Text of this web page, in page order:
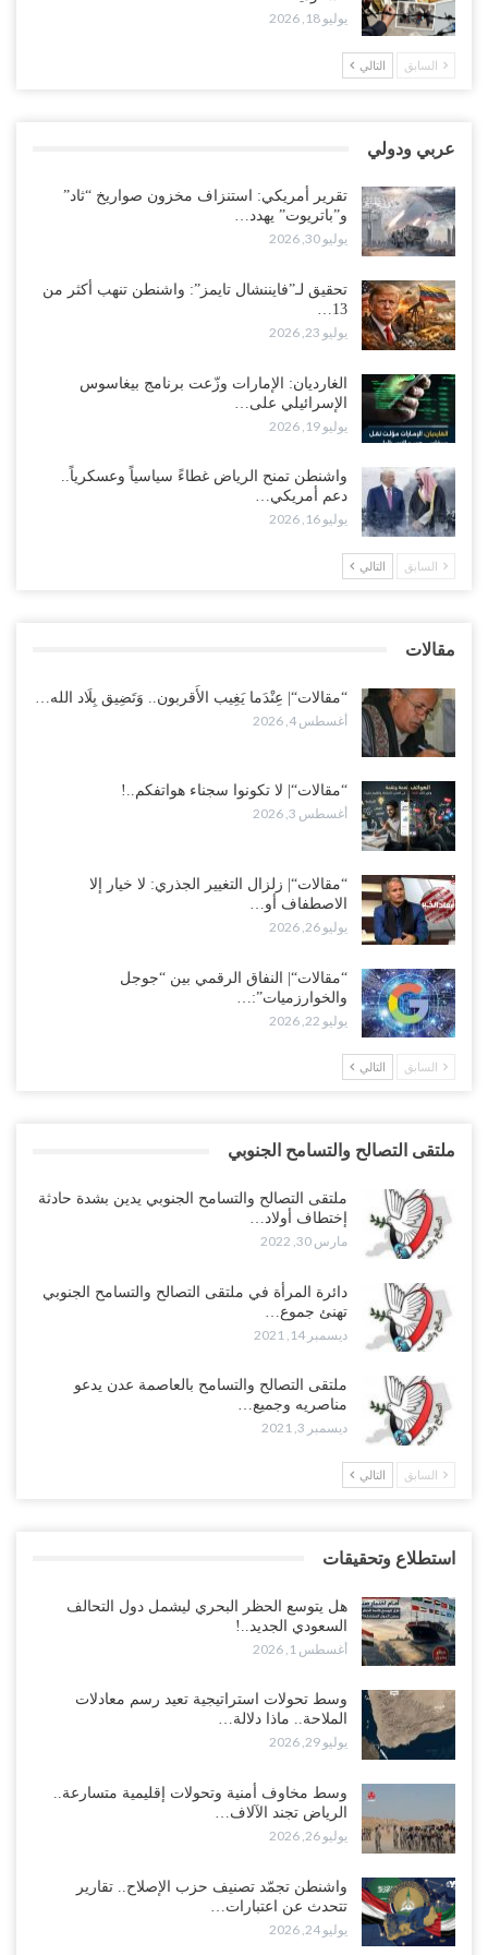
“حضرموت“| تغييرات سعودية بصفوف قيادة “درع الوطن” المتمركز
بالعبر.. هل بدأت الرياض إعادة هيكلة فصائلها بعد…
أغسطس 2, 2026
أغسطس 2, 2026
“تعز“| غضب شعبي يشلّ الخط الساحلي المخا- عدن.. هل بدأت المناطق
الاستراتيجية بالانفجار من الداخل..!
أغسطس 2, 2026
“حضرموت“| الانتقالي يناقش تشكيل لجان أهلية بأهم مناطق النفط..
وتلميحات إماراتية إلى انتقال التصعيد نحو الخيار العسكري..!
مع اختفاء وزيرة واستقالة آخر وصراع على السفارات.. أزمة المحاصصة
تعصف بحكومة عدن..!
عقب محاولة انسحابه من مطارح الريان.. المخابرات السعودية تصفي أبرز
مساعدي الحجوري..!
أغسطس 1, 2026
أغسطس 1, 2026
يوليو 18, 2026
السابق التالي
عربي ودولي
تقرير أمريكي: استنزاف مخزون صواريخ “ثاد”
و”باتريوت” يهدد…
يوليو 30, 2026
تحقيق لـ”فايننشال تايمز”: واشنطن تنهب أكثر من
13…
يوليو 23, 2026
الغارديان: الإمارات وزّعت برنامج بيغاسوس
الإسرائيلي على…
يوليو 19, 2026
واشنطن تمنح الرياض غطاءً سياسياً وعسكرياً..
دعم أمريكي…
يوليو 16, 2026
السابق التالي
مقالات
“مقالات“| عِنْدَما يَغِيب الأَقربون.. وَتَضِيق بِلَاد الله…
أغسطس 4, 2026
“مقالات“| لا تكونوا سجناء هواتفكم..!
أغسطس 3, 2026
“مقالات“| زلزال التغيير الجذري: لا خيار إلا
الاصطفاف أو…
يوليو 26, 2026
“مقالات“| النفاق الرقمي بين “جوجل
والخوارزميات”:…
يوليو 22, 2026
السابق التالي
ملتقى التصالح والتسامح الجنوبي
ملتقى التصالح والتسامح الجنوبي يدين بشدة حادثة
إختطاف أولاد…
مارس 30, 2022
دائرة المرأة في ملتقى التصالح والتسامح الجنوبي
تهنئ جموع…
ديسمبر 14, 2021
ملتقى التصالح والتسامح بالعاصمة عدن يدعو
مناصريه وجميع…
ديسمبر 3, 2021
السابق التالي
استطلاع وتحقيقات
هل يتوسع الحظر البحري ليشمل دول التحالف
السعودي الجديد..!
أغسطس 1, 2026
وسط تحولات استراتيجية تعيد رسم معادلات
الملاحة.. ماذا دلالة…
يوليو 29, 2026
وسط مخاوف أمنية وتحولات إقليمية متسارعة..
الرياض تجند الآلاف…
يوليو 26, 2026
واشنطن تجمّد تصنيف حزب الإصلاح.. تقارير
تتحدث عن اعتبارات…
يوليو 24, 2026